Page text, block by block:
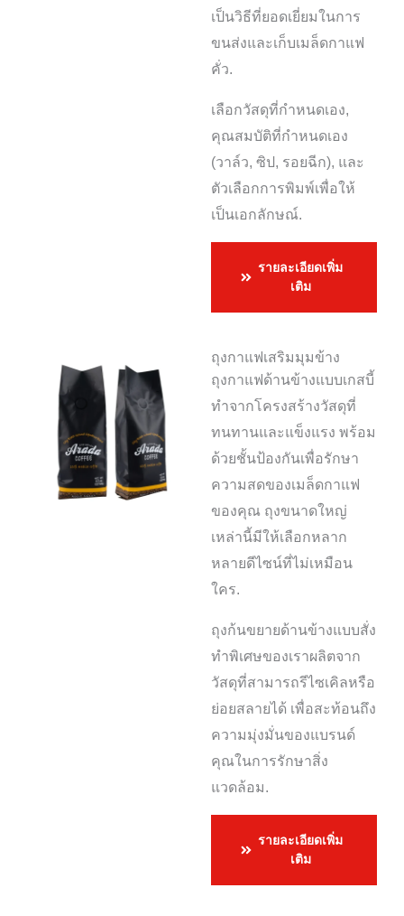
เป็นวิธีที่ยอดเยี่ยมในการ
ขนส่งและเก็บเมล็ดกาแฟ
คั่ว.
เลือกวัสดุที่กำหนดเอง,
คุณสมบัติที่กำหนดเอง
(วาล์ว, ซิป, รอยฉีก), และ
ตัวเลือกการพิมพ์เพื่อให้
เป็นเอกลักษณ์.
รายละเอียดเพิ่ม
เติม
ถุงกาแฟเสริมมุมข้าง
ถุงกาแฟด้านข้างแบบเกสบี้
ทำจากโครงสร้างวัสดุที่
ทนทานและแข็งแรง พร้อม
ด้วยชั้นป้องกันเพื่อรักษา
ความสดของเมล็ดกาแฟ
ของคุณ ถุงขนาดใหญ่
เหล่านี้มีให้เลือกหลาก
หลายดีไซน์ที่ไม่เหมือน
ใคร.
ถุงก้นขยายด้านข้างแบบสั่ง
ทำพิเศษของเราผลิตจาก
วัสดุที่สามารถรีไซเคิลหรือ
ย่อยสลายได้ เพื่อสะท้อนถึง
ความมุ่งมั่นของแบรนด์
คุณในการรักษาสิ่ง
แวดล้อม.
รายละเอียดเพิ่ม
เติม